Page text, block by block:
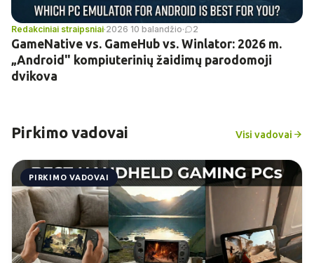
Redakciniai straipsniai·2026 10 balandžio· 2
GameNative vs. GameHub vs. Winlator: 2026 m.
„Android" kompiuterinių žaidimų parodomoji
dvikova
Pirkimo vadovai Visi vadovai
PIRKIMO VADOVAI